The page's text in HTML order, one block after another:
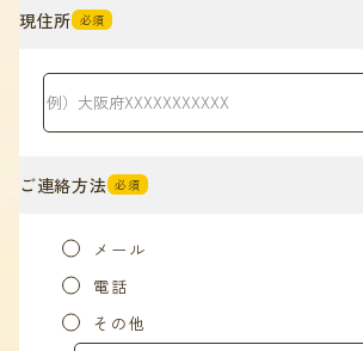
現住所 必須
ご連絡方法 必須
メール
電話
その他